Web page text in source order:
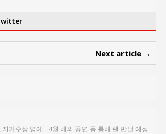
Next article →
가수상 영예…4월 해외 공연 등 통해 팬 만날 예정